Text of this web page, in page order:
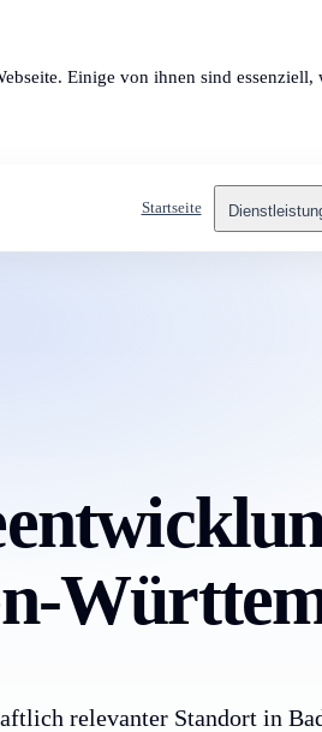
Einige von ihnen sind
Startseite
relevanter Standort in